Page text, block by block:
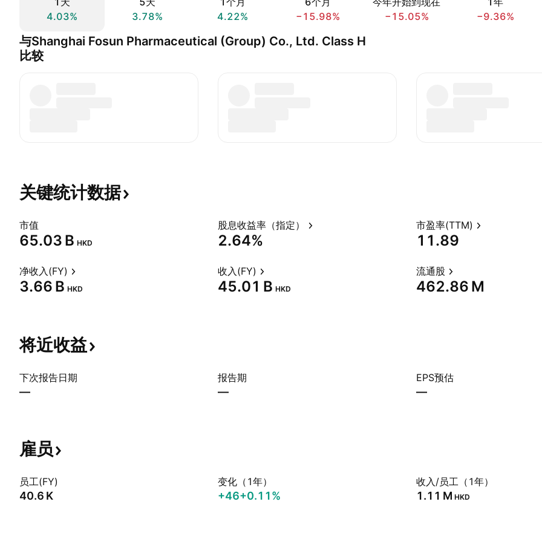
4.03%
3.78%
4.22%
−15.98%
−15.05%
−9.36%
与Shanghai Fosun Pharmaceutical (Group) Co., Ltd. Class H
比较
关键统计数据
市值
‪65.03 B‬ HKD
股息收益率（指定）
2.64%
市盈率(TTM)
11.89
净收入(FY)
‪3.66 B‬ HKD
收入(FY)
‪45.01 B‬ HKD
流通股
‪462.86 M‬
将近收益
下次报告日期
—
报告期
—
EPS预估
—
雇员
员工(FY)
‪40.6 K‬
变化（1年）
+46+0.11%
收入/员工（1年）
‪1.11 M‬ HKD